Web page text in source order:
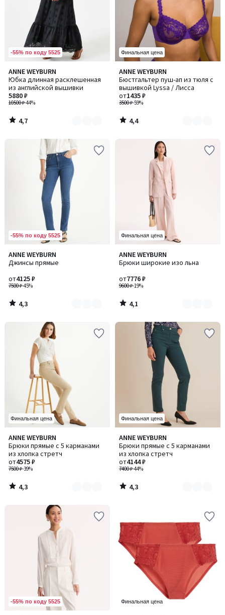
-55% по коду 5525
ANNE WEYBURN
Юбка длинная расклешенная
из английской вышивки
10500 ₽-44%
5880 ₽
4,7
/ 5
Количество
цветов:
2
4,7
/
Финальная цена
ANNE WEYBURN
Бюстгальтер пуш-ап из тюля с
вышивкой Lyssa / Лисса
3500 ₽-59%
от1435 ₽
4,4
/ 5
Количество
цветов:
4
4,4
/
-55% по коду 5525
ANNE WEYBURN
Джинсы прямые
7500 ₽-45%
от4125 ₽
4,3
/ 5
Количество
цветов:
4,3
/
Финальная цена
ANNE WEYBURN
Брюки широкие изо льна
9600 ₽-19%
от7776 ₽
4,1
/ 5
Количество
цветов:
4,1
/
Финальная цена
ANNE WEYBURN
Брюки прямые с 5 карманами
из хлопка стретч
7500 ₽-39%
от4575 ₽
4,3
/ 5
Количество
цветов:
5
4,3
/
Финальная цена
ANNE WEYBURN
Брюки прямые с 5 карманами
из хлопка стретч
7400 ₽-44%
от4144 ₽
4,3
/ 5
Количество
цветов:
3
4,3
/
-55% по коду 5525 Финальная цена